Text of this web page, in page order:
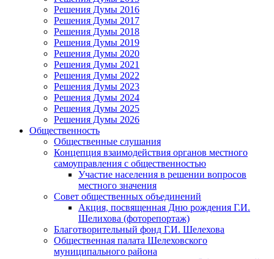
Решения Думы 2016
Решения Думы 2017
Решения Думы 2018
Решения Думы 2019
Решения Думы 2020
Решения Думы 2021
Решения Думы 2022
Решения Думы 2023
Решения Думы 2024
Решения Думы 2025
Решения Думы 2026
Общественность
Общественные слушания
Концепция взаимодействия органов местного
самоуправления с общественностью
Участие населения в решении вопросов
местного значения
Совет общественных объединений
Акция, посвященная Дню рождения Г.И.
Шелихова (фоторепортаж)
Благотворительный фонд Г.И. Шелехова
Общественная палата Шелеховского
муниципального района